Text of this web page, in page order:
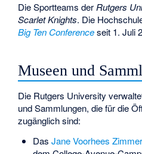
Die Sportteams der Rutgers
Scarlet Knights. Die
Big Ten Conferenceseit 1. Juli
Museen und
Die Rutgers University
und Sammlungen, die für die
zugänglich sind:
Das Jane Voorhees